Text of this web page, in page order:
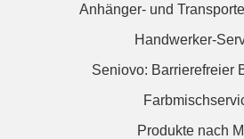
Anhänger- und
Handwerker-
Seniovo: Barrierefreier
Produkte nach